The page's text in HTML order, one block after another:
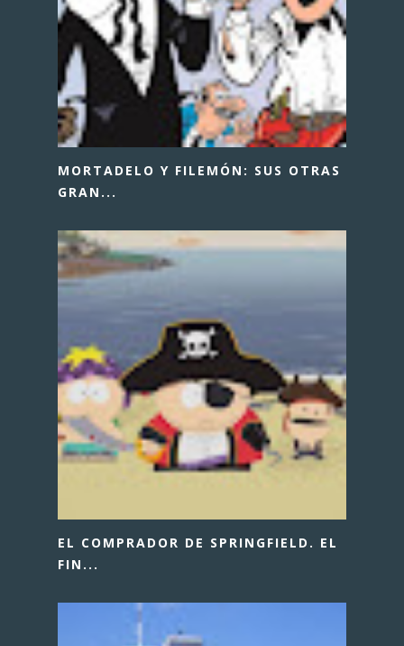
MORTADELO Y FILEMÓN: SUS OTRAS
GRAN...
EL COMPRADOR DE SPRINGFIELD. EL
FIN...